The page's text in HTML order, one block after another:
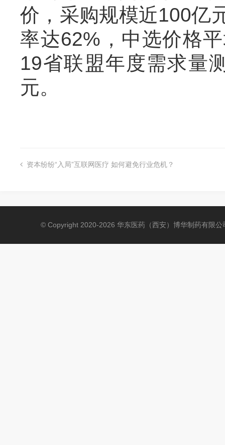
价，采购规模近100亿
率达62%，中选价格
19省联盟年度需求量
元。
 资本纷纷“入局”互联网医疗 如何避免行业危机？
© Copyright 2020-2026 华东医药（西安）博华制药有限